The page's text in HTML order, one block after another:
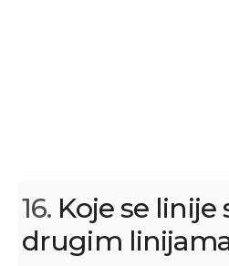
16. Koje se linije
drugim